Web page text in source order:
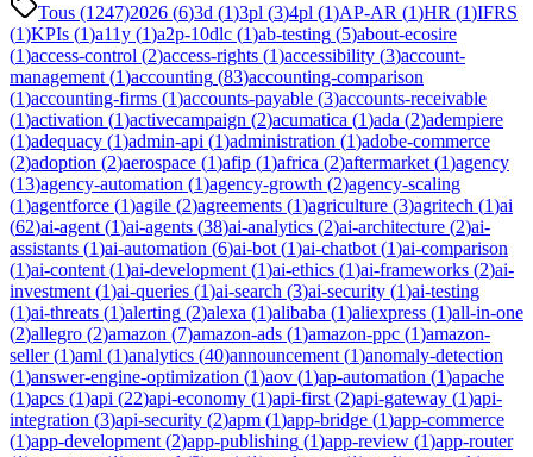
Tous (1247)2026 (6)3d (1)3pl (3)4pl (1)AP-AR (1)HR (1)IFRS
(1)KPIs (1)a11y (1)a2p-10dlc (1)ab-testing (5)about-ecosire
(1)access-control (2)access-rights (1)accessibility (3)account-
management (1)accounting (83)accounting-comparison
(1)accounting-firms (1)accounts-payable (3)accounts-receivable
(1)activation (1)activecampaign (2)acumatica (1)ada (2)adempiere
(1)adequacy (1)admin-api (1)administration (1)adobe-commerce
(2)adoption (2)aerospace (1)afip (1)africa (2)aftermarket (1)agency
(13)agency-automation (1)agency-growth (2)agency-scaling
(1)agentforce (1)agile (2)agreements (1)agriculture (3)agritech (1)ai
(62)ai-agent (1)ai-agents (38)ai-analytics (2)ai-architecture (2)ai-
assistants (1)ai-automation (6)ai-bot (1)ai-chatbot (1)ai-comparison
(1)ai-content (1)ai-development (1)ai-ethics (1)ai-frameworks (2)ai-
investment (1)ai-queries (1)ai-search (3)ai-security (1)ai-testing
(1)ai-threats (1)alerting (2)alexa (1)alibaba (1)aliexpress (1)all-in-one
(2)allegro (2)amazon (7)amazon-ads (1)amazon-ppc (1)amazon-
seller(1)aml (1)analytics (40)announcement (1)anomaly-detection
(1)answer-engine-optimization (1)aov (1)ap-automation (1)apache
(1)apcs (1)api (22)api-economy (1)api-first (2)api-gateway (1)api-
integration (3)api-security (2)apm (1)app-bridge (1)app-commerce
(1)app-development (2)app-publishing (1)app-review (1)app-router